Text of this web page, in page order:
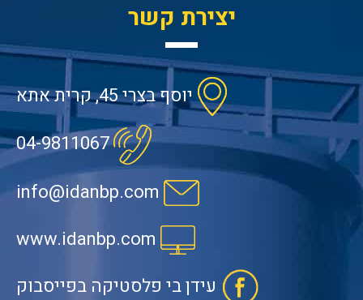
יצירת קשר
יוסף בצרי 45, קרית אתא
04-9811067
info@idanbp.com
www.idanbp.com
עידן בי פלסטיקה בפייסבוק